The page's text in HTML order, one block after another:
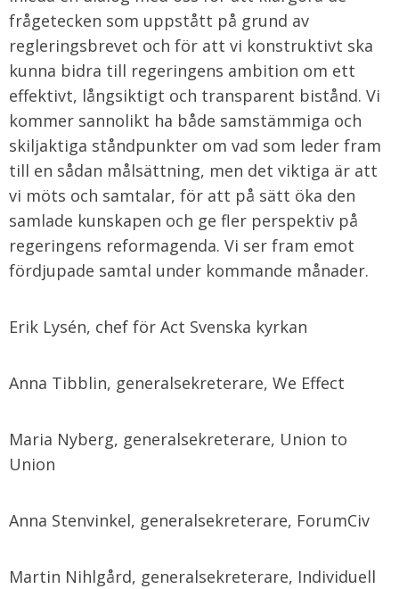
frågetecken som uppstått på grund av
regleringsbrevet och för att vi konstruktivt ska
kunna bidra till regeringens ambition om ett
effektivt, långsiktigt och transparent bistånd. Vi
kommer sannolikt ha både samstämmiga och
skiljaktiga ståndpunkter om vad som leder fram
till en sådan målsättning, men det viktiga är att
vi möts och samtalar, för att på sätt öka den
samlade kunskapen och ge fler perspektiv på
regeringens reformagenda. Vi ser fram emot
fördjupade samtal under kommande månader.
Erik Lysén, chef för Act Svenska kyrkan
Anna Tibblin, generalsekreterare, We Effect
Maria Nyberg, generalsekreterare, Union to
Union
Anna Stenvinkel, generalsekreterare, ForumCiv
Martin Nihlgård, generalsekreterare, Individuell